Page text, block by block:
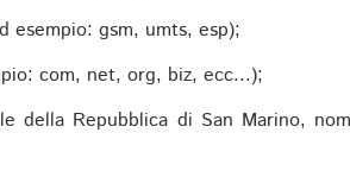
esempio: gsm, umts, esp);
com, net, org, biz, ecc...);
della Repubblica di San Marino,